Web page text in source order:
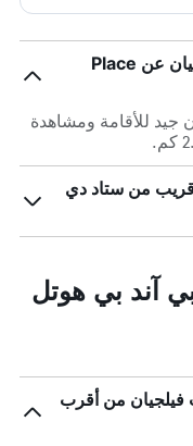
كم يبعد بي آند بي هوتل رين ويست فيلجيان عن Place
جيد للأقامة ومشاهدة
من ستاد دي
آند بي هوتل
من أقرب